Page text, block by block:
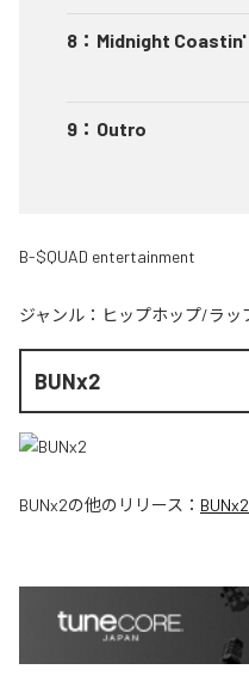
8 ： Midnight
9 ： Outro
B-$QUAD entertainment
ジャンル： ヒップホップ/ラッ
BUNx2
BUNx2の他のリリース： BUNx2